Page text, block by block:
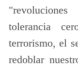
tolerancia
terrorismo, el
redoblar